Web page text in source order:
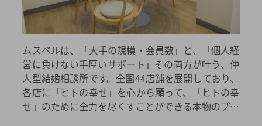
ムスベルは、「大手の規模・会員数」と、「個人経
営に負けない手厚いサポート」その両方が叶う、仲
人型結婚相談所です。全国44店舗を展開しており、
各店に「ヒトの幸せ」を心から願って、「ヒトの幸
せ」のために全力を尽くすことができる本物のプロ